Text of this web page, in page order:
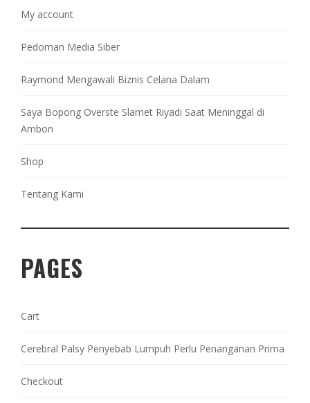
My account
Pedoman Media Siber
Raymond Mengawali Biznis Celana Dalam
Saya Bopong Overste Slamet Riyadi Saat Meninggal di
Ambon
Shop
Tentang Kami
PAGES
Cart
Cerebral Palsy Penyebab Lumpuh Perlu Penanganan Prima
Checkout